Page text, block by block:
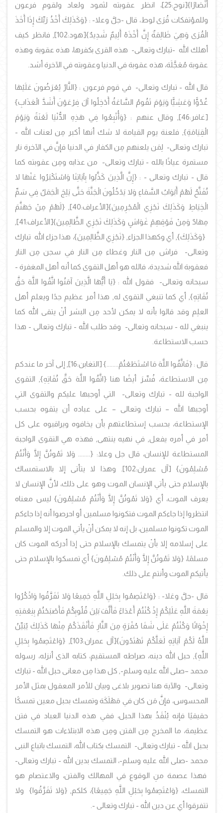
أَنْصَارًا}[نوح:25]، انظر عقوبته لثمود ولعاد ولقوم فرعون
وللمؤتفكات قُرَى لوط، قال -جلَّ وعلا- : {وَكَذَلِكَ أَخْذُ رَبِّكَ إِذَا أَخَذَ
الْقُرَى وَهِيَ ظَالِمَةٌ إِنَّ أَخْذَهُ أَلِيمٌ شَدِيدٌ}[هود:102], فانظر كيف
أهلك الله -تبارك وتعالى- هذه القرى بكفرها، هذه عقوبة وهذه
عقوبة مُعَجَّلَة، هذه عقوبة في الدنيا وعقوبته في الآخرة أشد.
قال الله - تبارك وتعالى- في قوم فرعون :{النَّارُ يُعْرَضُونَ عَلَيْهَا
غُدُوًّا وَعَشِيًّا وَيَوْمَ تَقُومُ السَّاعَةُ أَدْخِلُوا آلَ فِرْعَوْنَ أَشَدَّ الْعَذَابِ}
[غافر:46], وقال عنهم : {وَأُتْبِعُوا فِي هَذِهِ الدُّنْيَا لَعْنَةً وَيَوْمَ
الْقِيَامَةِ}, فلعنة يوم القيامة لا شك أنها أكبر مِن لعنات الله -
تبارك وتعالى- لِمَن يلعنهم مِن الكفار في الدنيا فإنَّ في الآخرة نار
مستمرة عياذًا بالله - تبارك وتعالى- من عذابه ومِن عقوبته كما
قال - تبارك وتعالى - : {إِنَّ الَّذِينَ كَذَّبُوا بِآيَاتِنَا وَاسْتَكْبَرُوا عَنْهَا لا
تُفَتَّحُ لَهُمْ أَبْوَابُ السَّمَاءِ وَلا يَدْخُلُونَ الْجَنَّةَ حَتَّى يَلِجَ الْجَمَلُ فِي سَمِّ
الْخِيَاطِ وَكَذَلِكَ نَجْزِي الْمُجْرِمِينَ}[الأعراف:40], {لَهُمْ مِنْ جَهَنَّمَ
مِهَادٌ وَمِنْ فَوْقِهِمْ غَوَاشٍ وَكَذَلِكَ نَجْزِي الظَّالِمِينَ}[الأعراف:41],
{وَكَذَلِكَ}, أي وكهذا الجزاء, {نَجْزِي الظَّالِمِينَ}، هذا جزاء الله تبارك
وتعالى- فراش مِن النار وغطاء مِن النار في سجن مِن النار
فعقوبة الله شديدة، فالله هو أهل التقوى كما أنه أهل المغفرة -
سبحانه وتعالى- فقول الله : {يَا أَيُّهَا الَّذِينَ آمَنُوا اتَّقُوا اللَّهَ حَقَّ
تُقَاتِهِ}, أي كما تنبغي التقوى له, هذا أمر عظيم جدًا ويعلم أهل
العلِم وقد قالوا بأنه لا يمكن لأحد مِن البشر أنْ يتقى الله كما
ينبغي لله - سبحانه وتعالى- وقد طلب الله - تبارك وتعالى - هذا
حسب الاستطاعة.
قال :
{فَاتَّقُوا اللَّهَ مَا اسْتَطَعْتُمْ........} [التغابن:16], إلى آخر ما عندكم
مِن الاستطاعة، فُسِّرَ أيضًا هنا {اتَّقُوا اللَّهَ حَقَّ تُقَاتِهِ}, التقوى
الواجبة لله - تبارك وتعالى- التي أوجبها عليكم والتقوى التي
أوجبها الله – تبارك وتعالى – على عباده أن يتقوه بحسب
الإستطاعة، بحسب إستطاعتهم بأن يخافوه ويراقبوه على كل
أمر في أمره يفعل, في نهيه ينتهى, فهذه هي التقوى الواجبة
المستطاعة للإنسان، قال جل وعلا: {........ وَلا تَمُوتُنَّ إِلَّا وَأَنْتُمْ
مُسْلِمُونَ} [آل عمران:102]. وهذا لا يتأتى إلا بالاستمساك
بالإسلام حتى يأتي الإنسان الموت وهو على ذلك، لأنَّ الإنسان لا
يعرف الموت، أي {وَلا تَمُوتُنَّ إِلَّا وَأَنْتُمْ مُسْلِمُونَ} ليس معناه
انتظروا إذا جاءكم الموت فتكونوا مسلمين أو احرصوا أنه إذا جاءكم
الموت تكونوا مسلمين، بل إنه لا يمكن أنْ يأتي الموت إلا والمسلم
على إسلامه إلا بأنْ يتمسك بالإسلام حتى إذا أدركه الموت كان
مسلمًا، {وَلا تَمُوتُنَّ إِلَّا وَأَنْتُمْ مُسْلِمُونَ} أي تمسكوا بالإسلام حتى
يأتيكم الموت وأنتم على ذلك.
قال -جلَّ وعَلا- :{وَاعْتَصِمُوا بِحَبْلِ اللَّهِ جَمِيعًا وَلا تَفَرَّقُوا وَاذْكُرُوا
نِعْمَةَ اللَّهِ عَلَيْكُمْ إِذْ كُنْتُمْ أَعْدَاءً فَأَلَّفَ بَيْنَ قُلُوبِكُمْ فَأَصْبَحْتُمْ بِنِعْمَتِهِ
إِخْوَانًا وَكُنْتُمْ عَلَى شَفَا حُفْرَةٍ مِنَ النَّارِ فَأَنْقَذَكُمْ مِنْهَا كَذَلِكَ يُبَيِّنُ
اللَّهُ لَكُمْ آيَاتِهِ لَعَلَّكُمْ تَهْتَدُونَ}[آل عمران:103], {وَاعْتَصِمُوا بِحَبْلِ
اللَّهِ}, حبل الله دينه، صراطه المستقيم، كتابه الذى أنزله، رسوله
محمد –صلى الله عليه وسلم-, كل هذا مِن معانى حبل الله - تبارك
وتعالى- والآية هنا تصوير بلاغى وبيان للأمر المعقول بمثل الأمر
المحسوس، فإنَّ مَن كان في مَهْلَكَة وتمسك بحبل معين تمسكًا
حقيقيًا فإنه يُنْقَذُ بهذا الحبل، ففي هذه الدنيا العباد في فتن
عظيمة، ما المخرج مِن الفتن ومِن هذه الابتلاءات هو التمسك
بحبل الله - تبارك وتعالى- التمسك بكتاب الله، التمسك باتباع النبى
محمد -صلى الله عليه وسلم-، التمسك بدين الله - تبارك وتعالى-
فهذا عصمة منِ الوقوع في المهالك والفتن، والاعتصام هو
التمسك، {وَاعْتَصِمُوا بِحَبْلِ اللَّهِ جَمِيعًا}، كلكم, {وَلا تَفَرَّقُوا} ولا
تتفرقوا أي عن دين الله - تبارك وتعالى -.